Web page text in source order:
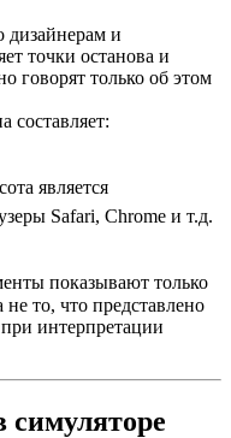
дизайнерам и
точки останова и
говорят только об этом
составляет:
является
Safari, Chrome и т.д.
показывают только
то, что представлено
интерпретации
симуляторе